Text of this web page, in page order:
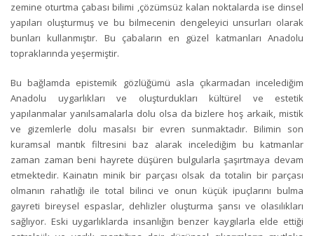
zemine oturtma çabası bilimi ,çözümsüz kalan noktalarda ise dinsel
yapıları oluşturmuş ve bu bilmecenin dengeleyici unsurları olarak
bunları kullanmıştır. Bu çabaların en güzel katmanları Anadolu
topraklarında yeşermiştir.
Bu bağlamda epistemik gözlüğümü asla çıkarmadan incelediğim
Anadolu uygarlıkları ve oluşturdukları kültürel ve estetik
yapılanmalar yanılsamalarla dolu olsa da bizlere hoş arkaik, mistik
ve gizemlerle dolu masalsı bir evren sunmaktadır. Bilimin son
kuramsal mantık filtresini baz alarak incelediğim bu katmanlar
zaman zaman beni hayrete düşüren bulgularla şaşırtmaya devam
etmektedir. Kainatın minik bir parçası olsak da totalin bir parçası
olmanın rahatlığı ile total bilinci ve onun küçük ipuçlarını bulma
gayreti bireysel espaslar, dehlizler oluşturma şansı ve olasılıkları
sağlıyor. Eski uygarlıklarda insanlığın benzer kaygılarla elde ettiği